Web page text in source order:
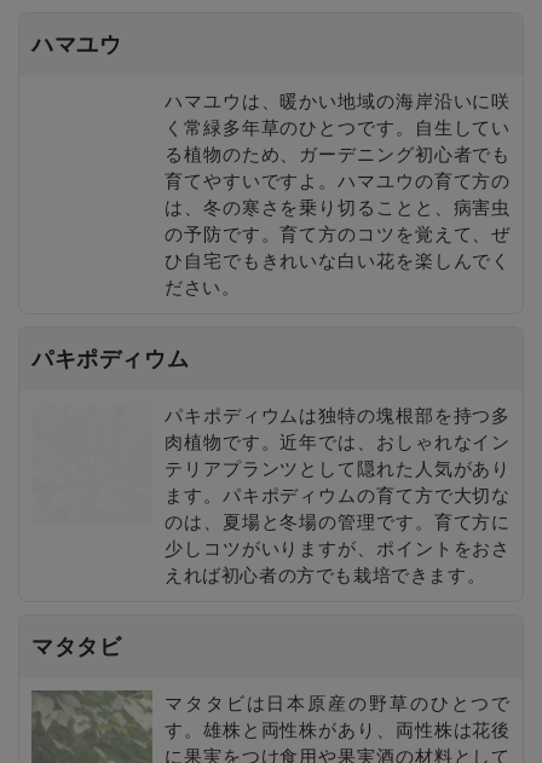
ハマユウ
ハマユウは、暖かい地域の海岸沿いに咲
く常緑多年草のひとつです。自生してい
る植物のため、ガーデニング初心者でも
育てやすいですよ。ハマユウの育て方の
は、冬の寒さを乗り切ることと、病害虫
の予防です。育て方のコツを覚えて、ぜ
ひ自宅でもきれいな白い花を楽しんでく
ださい。
パキポディウム
パキポディウムは独特の塊根部を持つ多
肉植物です。近年では、おしゃれなイン
テリアプランツとして隠れた人気があり
ます。パキポディウムの育て方で大切な
のは、夏場と冬場の管理です。育て方に
少しコツがいりますが、ポイントをおさ
えれば初心者の方でも栽培できます。
マタタビ
マタタビは日本原産の野草のひとつで
す。雄株と両性株があり、両性株は花後
に果実をつけ食用や果実酒の材料として